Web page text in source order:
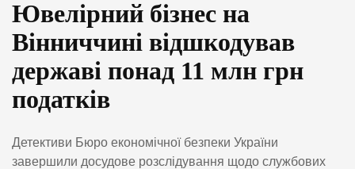
Ювелірний бізнес на
Вінниччині відшкодував
державі понад 11 млн грн
податків
Детективи Бюро економічної безпеки України
завершили досудове розслідування щодо службових